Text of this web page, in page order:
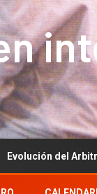
de Kata en